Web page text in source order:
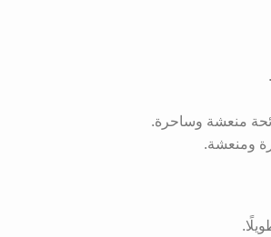
منعشة وساحرة.
ومنعشة.